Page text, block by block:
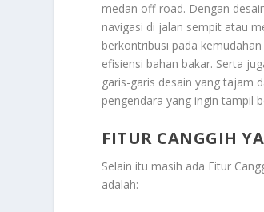
medan off-road. Dengan
navigasi di jalan sempit atau
berkontribusi pada
efisiensi bahan bakar. Serta
garis-garis desain yang tajam
pengendara yang ingin tampil
FITUR CANGGIH
Selain itu masih ada Fitur
adalah: